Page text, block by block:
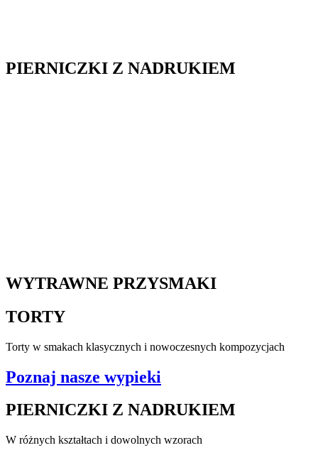
PIERNICZKI Z NADRUKIEM
WYTRAWNE PRZYSMAKI
TORTY
Torty w smakach klasycznych i nowoczesnych kompozycjach
Poznaj nasze wypieki
PIERNICZKI Z NADRUKIEM
W różnych kształtach i dowolnych wzorach